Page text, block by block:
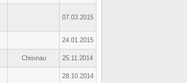
07.03.2015
24.01.2015
Chisinau 25.11.2014
28.10.2014